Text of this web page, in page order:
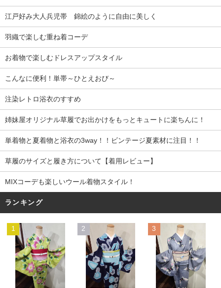
江戸好み大人兵児帯 錦絵のように自由に美しく
羽織で楽しむ重ね着コーデ
お着物で楽しむドレスアップスタイル
こんなに便利！単帯～ひとえおび～
注染レトロ浴衣のすすめ
姉妹屋オリジナル草履でお出かけをもっとキュートに楽ちんに！
単着物と夏着物と浴衣の3way！！ビンテージ夏素材に注目！！
草履のサイズと履き方について【着用レビュー】
MIXコーデも楽しいウール着物スタイル！
ランキング
1 2 3